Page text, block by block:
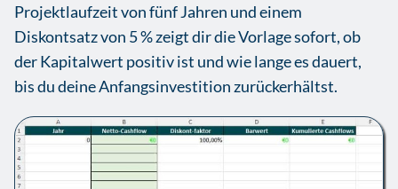
Projektlaufzeit von fünf Jahren und einem
Diskontsatz von 5 % zeigt dir die Vorlage sofort, ob
der Kapitalwert positiv ist und wie lange es dauert,
bis du deine Anfangsinvestition zurückerhältst.